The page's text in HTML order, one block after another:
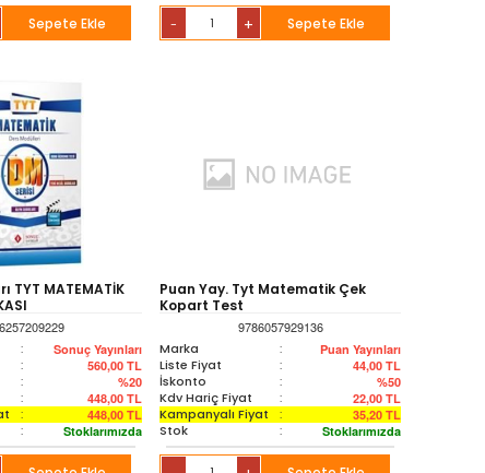
Sepete Ekle - + Sepete Ekle
TYT MATEMATİK
: Sonuç Yayınları
: 560,00 TL
: %20
: 448,00 TL
: 448,00 TL
: Stoklarımızda
Puan Yay. Tyt Matematik Çek
Kopart Test
9786057929136
Marka
: Puan Yayınları
Liste Fiyat : 44,00 TL
İskonto : %50
Kdv Hariç Fiyat : 22,00 TL
Kampanyalı Fiyat : 35,20 TL
Stok : Stoklarımızda